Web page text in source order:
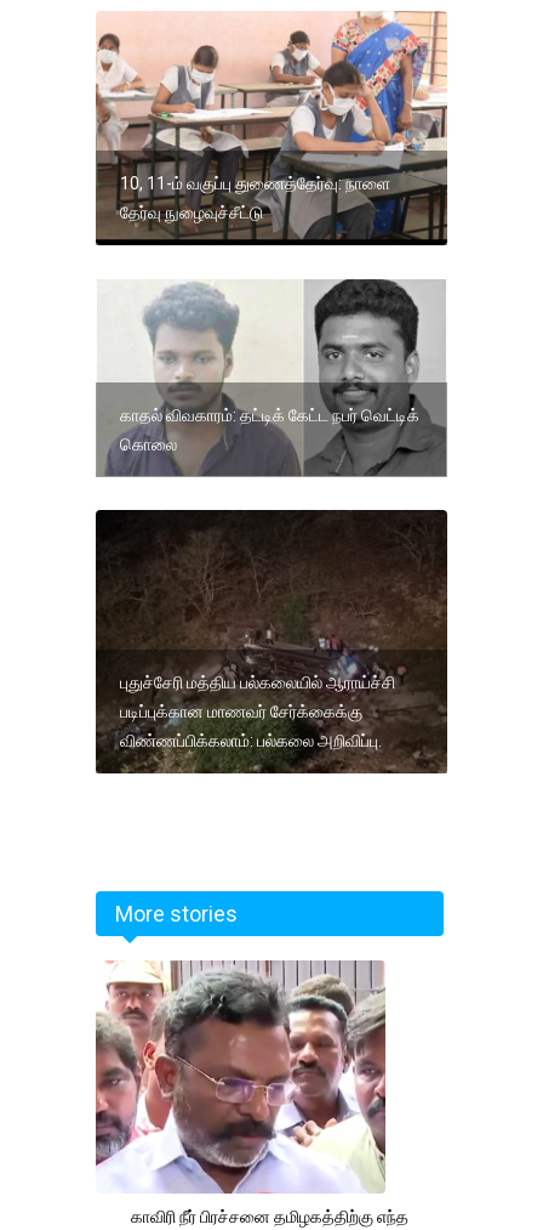
10, 11-ம் வகுப்பு துணைத்தேர்வு: நாளை
தேர்வு நுழைவுச்சீட்டு
காதல் விவகாரம்: தட்டிக் கேட்ட நபர் வெட்டிக்
கொலை
புதுச்சேரி மத்திய பல்கலையில் ஆராய்ச்சி
படிப்புக்கான மாணவர் சேர்க்கைக்கு
விண்ணப்பிக்கலாம்: பல்கலை அறிவிப்பு.
More stories
காவிரி நீர் பிரச்சனை தமிழகத்திற்கு எந்த